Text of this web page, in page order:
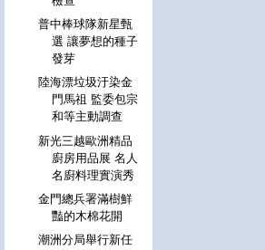
普中棒球隊新星甄
選 讓夢想的種子
發芽
陸海漂垃圾汙染金
門馬祖 監委包宗
和等主動調查
新光三越歐洲精品
廚房用品展 名人
名廚料理實演秀
金門總兵署滿樹鮮
豔的木棉花開
潮洲分局舉行新任